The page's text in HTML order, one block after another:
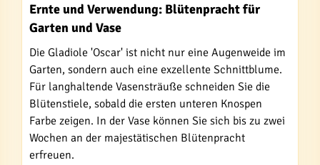
Ernte und Verwendung: Blütenpracht für
Garten und Vase
Die Gladiole 'Oscar' ist nicht nur eine Augenweide im
Garten, sondern auch eine exzellente Schnittblume.
Für langhaltende Vasensträuße schneiden Sie die
Blütenstiele, sobald die ersten unteren Knospen
Farbe zeigen. In der Vase können Sie sich bis zu zwei
Wochen an der majestätischen Blütenpracht
erfreuen.